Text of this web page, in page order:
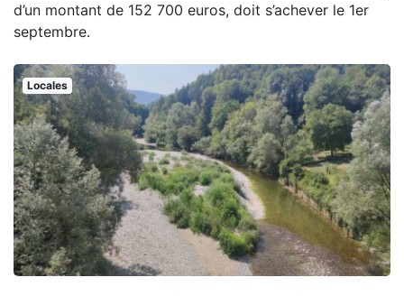
d’un montant de 152 700 euros, doit s’achever le 1er
septembre.
Locales